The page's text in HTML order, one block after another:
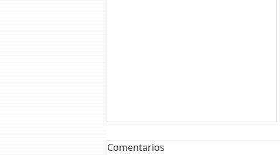
Comentarios